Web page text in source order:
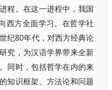
程。在这一进程中，我国
西方全面学习。在哲学社
纪80年代，对西方经典论
究，为汉语学界带来全新
同时，包括哲学在内的来
知识框架、方法论和问题